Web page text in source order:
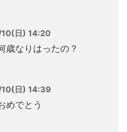
日) 14:20
歳なりはったの？
日) 14:39
めでとう